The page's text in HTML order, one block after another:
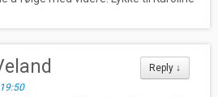
Reply ↓